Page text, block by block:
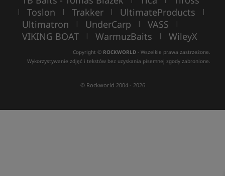
| Toslon | Trakker | UltimateProducts |
Ultimatron | UnderCarp | VASS |
VIKING BOAT | WarmuzBaits | WileyX
Copyright © ROCKWORLD - Wszelkie prawa zastrzeżone.
Wykorzystywanie zdjęć i tekstów bez uzyskania pisemnej zgody zabronione.
© Rockworld 2004 - 2026